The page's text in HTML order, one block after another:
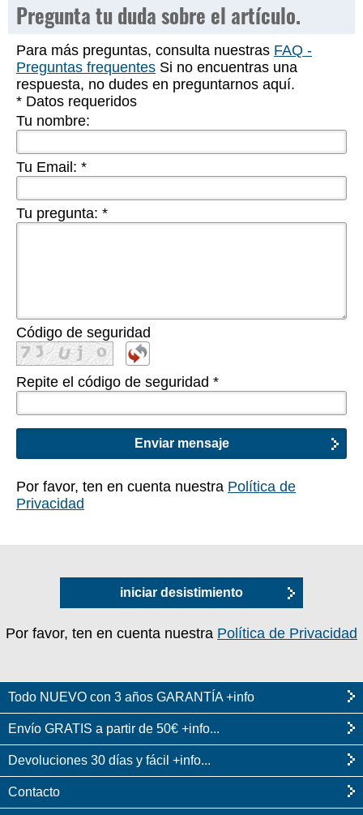
Pregunta tu duda sobre el artículo.
Para más preguntas, consulta nuestras FAQ -
Preguntas frequentes Si no encuentras una
respuesta, no dudes en preguntarnos aquí.
* Datos requeridos
Tu nombre:
Tu Email: *
Tu pregunta: *
Código de seguridad
Repite el código de seguridad *
Por favor, ten en cuenta nuestra Política de
Privacidad
iniciar desistimiento
Por favor, ten en cuenta nuestra Política de Privacidad
Todo NUEVO con 3 años GARANTÍA +info
Envío GRATIS a partir de 50€ +info...
Devoluciones 30 días y fácil +info...
Contacto